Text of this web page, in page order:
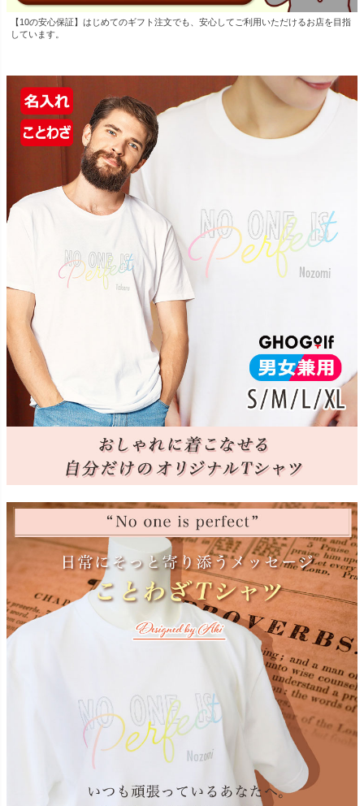
【10の安心保証】はじめてのギフト注文でも、安心してご利用いただけるお店を目指
しています。